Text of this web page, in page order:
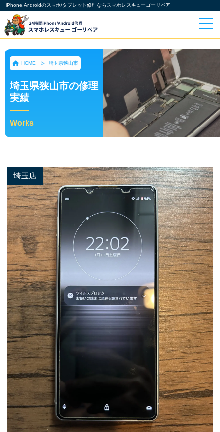
iPhone,Androidのスマホ/タブレット修理ならスマホレスキューゴーリペア
HOME 埼玉県狭山市
埼玉県狭山市の修理
実績
Works
埼玉店